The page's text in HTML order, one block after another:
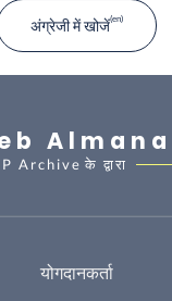
अंग्रेजी में खोजें
Archive के द्वारा
योगदानकर्ता